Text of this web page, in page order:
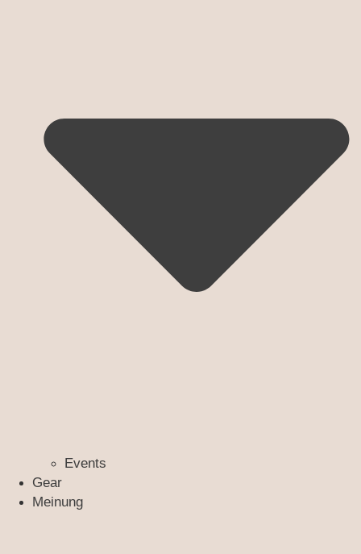
Events
Gear
Meinung